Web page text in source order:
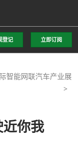
登记 立即订阅
智能网联汽车产业展
你我